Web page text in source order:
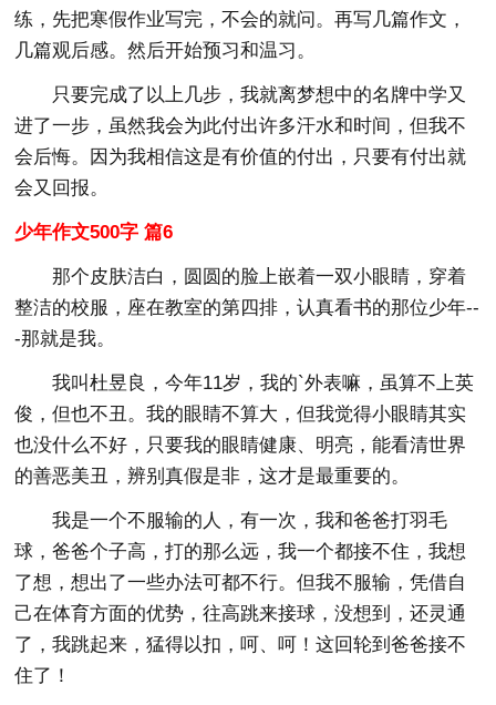
练，先把寒假作业写完，不会的就问。再写几篇作文，
几篇观后感。然后开始预习和温习。
只要完成了以上几步，我就离梦想中的名牌中学又
进了一步，虽然我会为此付出许多汗水和时间，但我不
会后悔。因为我相信这是有价值的付出，只要有付出就
会又回报。
少年作文500字 篇6
那个皮肤洁白，圆圆的脸上嵌着一双小眼睛，穿着
整洁的校服，座在教室的第四排，认真看书的那位少年--
-那就是我。
我叫杜昱良，今年11岁，我的`外表嘛，虽算不上英
俊，但也不丑。我的眼睛不算大，但我觉得小眼睛其实
也没什么不好，只要我的眼睛健康、明亮，能看清世界
的善恶美丑，辨别真假是非，这才是最重要的。
我是一个不服输的人，有一次，我和爸爸打羽毛
球，爸爸个子高，打的那么远，我一个都接不住，我想
了想，想出了一些办法可都不行。但我不服输，凭借自
己在体育方面的优势，往高跳来接球，没想到，还灵通
了，我跳起来，猛得以扣，呵、呵！这回轮到爸爸接不
住了！